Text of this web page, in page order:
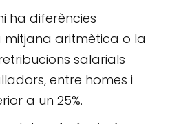
ha diferències
mitjana aritmètica o la
salarials
entre homes i
a un 25%.